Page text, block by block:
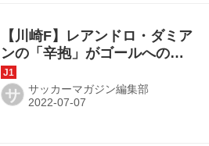
【川崎F】レアンドロ・ダミア
ンの「辛抱」がゴールへの熱
源。｢ゴールを一つ取れれば、
リズムを取り戻してプレーで
きる｣
サ サッカーマガジン編集部